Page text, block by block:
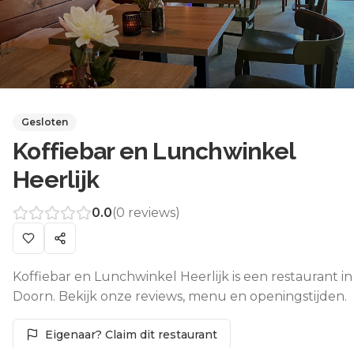
Gesloten
Koffiebar en Lunchwinkel
Heerlijk
0.0(0 reviews)
Koffiebar en Lunchwinkel Heerlijk is een restaurant in
Doorn. Bekijk onze reviews, menu en openingstijden.
Eigenaar? Claim dit restaurant